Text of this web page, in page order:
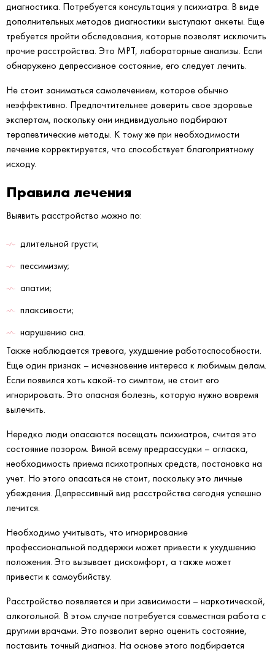
диагностика. Потребуется консультация у психиатра. В виде
дополнительных методов диагностики выступают анкеты. Еще
требуется пройти обследования, которые позволят исключить
прочие расстройства. Это МРТ, лабораторные анализы. Если
обнаружено депрессивное состояние, его следует лечить.
Не стоит заниматься самолечением, которое обычно
неэффективно. Предпочтительнее доверить свое здоровье
экспертам, поскольку они индивидуально подбирают
терапевтические методы. К тому же при необходимости
лечение корректируется, что способствует благоприятному
исходу.
Правила лечения
Выявить расстройство можно по:
длительной грусти;
пессимизму;
апатии;
плаксивости;
нарушению сна.
Также наблюдается тревога, ухудшение работоспособности.
Еще один признак – исчезновение интереса к любимым делам.
Если появился хоть какой-то симптом, не стоит его
игнорировать. Это опасная болезнь, которую нужно вовремя
вылечить.
Нередко люди опасаются посещать психиатров, считая это
состояние позором. Виной всему предрассудки – огласка,
необходимость приема психотропных средств, постановка на
учет. Но этого опасаться не стоит, поскольку это личные
убеждения. Депрессивный вид расстройства сегодня успешно
лечится.
Необходимо учитывать, что игнорирование
профессиональной поддержки может привести к ухудшению
положения. Это вызывает дискомфорт, а также может
привести к самоубийству.
Расстройство появляется и при зависимости – наркотической,
алкогольной. В этом случае потребуется совместная работа с
другими врачами. Это позволит верно оценить состояние,
поставить точный диагноз. На основе этого подбирается